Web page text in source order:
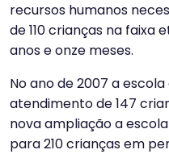
recursos humanos
de 110 crianças na faixa
anos e onze meses.
No ano de 2007 a
atendimento de 147
nova ampliação a
para 210 crianças em